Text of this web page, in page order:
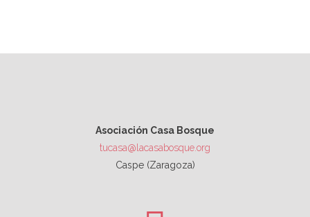
Asociación Casa Bosque
tucasa@lacasabosque.org
Caspe (Zaragoza)